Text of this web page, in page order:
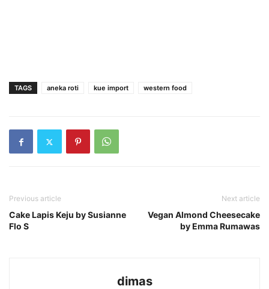
TAGS aneka roti kue import western food
Previous article
Cake Lapis Keju by Susianne
Flo S
Next article
Vegan Almond Cheesecake
by Emma Rumawas
dimas